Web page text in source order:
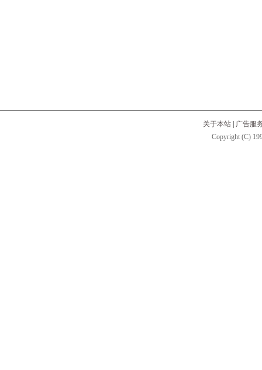
关于本站
广告服
Copyright (C)